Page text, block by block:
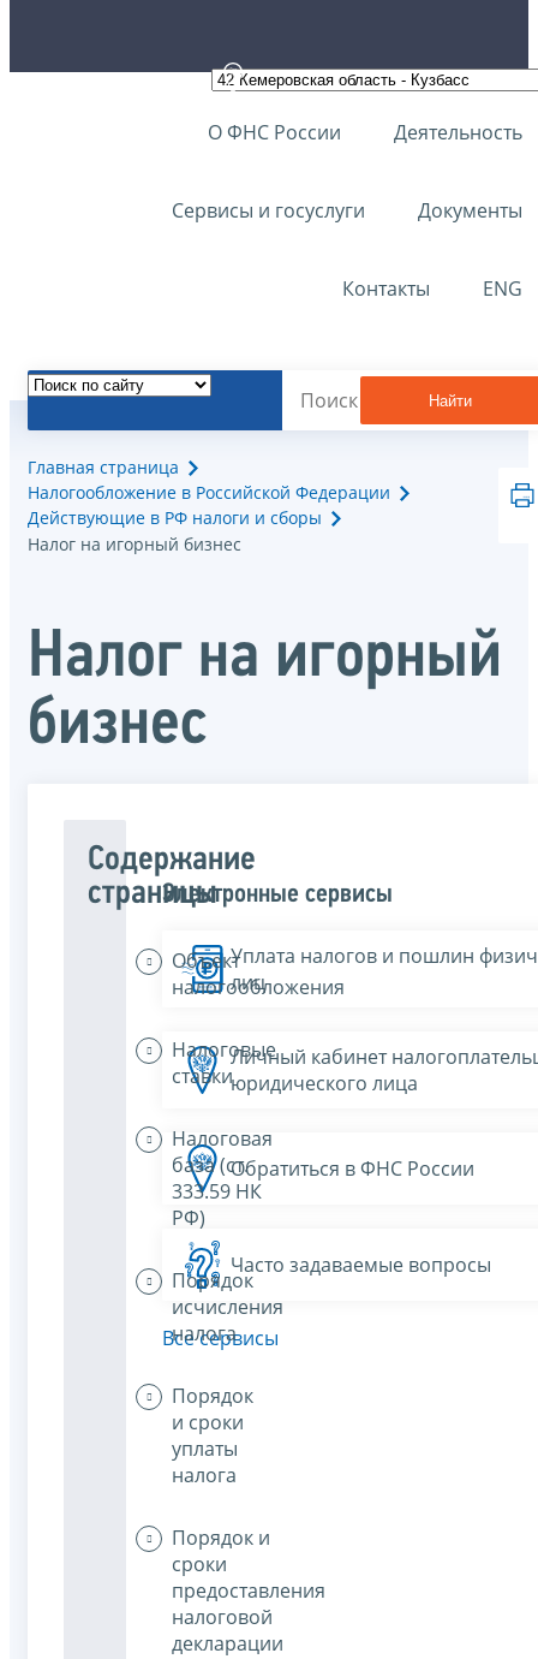
О ФНС России Деятельность
Сервисы и госуслуги Документы
Контакты ENG
Найти
Главная страница
Налогообложение в Российской Федерации
Действующие в РФ налоги и сборы
Налог на игорный бизнес
Налог на игорный
бизнес
Содержание
страницы
Объект
налогообложения
Налоговые
ставки
Налоговая
база (ст.
333.59 НК
РФ)
Порядок
исчисления
налога
Порядок
и сроки
уплаты
налога
Порядок и
сроки
предоставления
налоговой
декларации
Электронные сервисы
Уплата налогов и пошлин
лиц
Личный кабинет
юридического лица
Обратиться в ФНС России
Часто задаваемые вопросы
Все сервисы